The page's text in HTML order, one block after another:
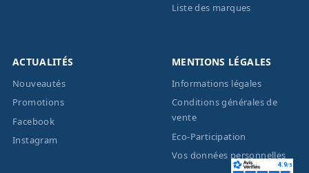
Liste des marques
ACTUALITÉS
Nouveautés
Promotions
Facebook
Instagram
MENTIONS LÉGALES
Informations légales
Conditions générales de
vente
Eco-Participation
Vos données personnelles